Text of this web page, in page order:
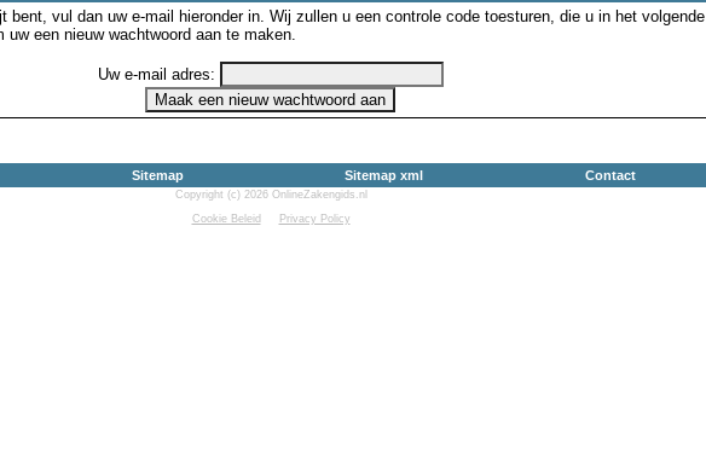
bent, vul dan uw e-mail hieronder in. Wij zullen u een controle code toesturen, die u in het volgende
een nieuw wachtwoord aan te maken.
Uw e-mail adres:
Sitemap Sitemap xml Contact
Copyright (c) 2026 OnlineZakengids.nl
Cookie Beleid
Privacy Policy